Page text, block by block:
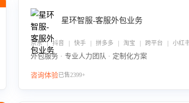
星环智服-客服外包业务
外包服务 · 专业人力团队 · 定制化方案
咨询体验已售2399+